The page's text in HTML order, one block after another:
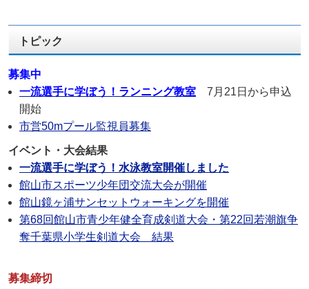
トピック
募集中
一流選手に学ぼう！ランニング教室 7月21日から申込
開始
市営50mプール監視員募集
イベント・大会結果
一流選手に学ぼう！水泳教室開催しました
館山市スポーツ少年団交流大会が開催
館山鏡ヶ浦サンセットウォーキングを開催
第68回館山市青少年健全育成剣道大会・第22回若潮旗争
奪千葉県小学生剣道大会 結果
募集締切